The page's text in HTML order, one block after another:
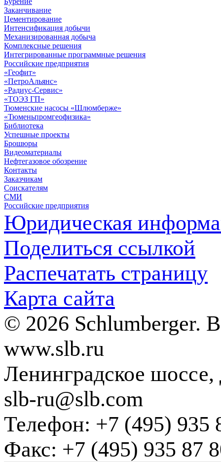
Заканчивание
Цементирование
Интенсификация добычи
Механизированная добыча
Комплексные решения
Интегрированные программные решения
Российские предприятия
«Геофит»
«ПетроАльянс»
«Радиус-Сервис»
«ТОЭЗ ГП»
Тюменские насосы «Шлюмберже»
«Тюменьпромгеофизика»
Библиотека
Успешные проекты
Брошюры
Видеоматериалы
Нефтегазовое обозрение
Контакты
Заказчикам
Соискателям
СМИ
Российские предприятия
Юридическая
Поделиться ссылкой
Распечатать страницу
Карта сайта
© 2026 Schlumberger.
www.slb.ru
Ленинградское
slb-ru@slb.com
Телефон: +7 (495) 935
Факс: +7 (495) 935 87